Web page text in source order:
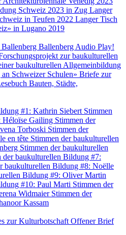
Schweiz 2023 in Zug Langer
in Teufen 2022 Langer Tisch
in Lugano 2019
Ballenberg Ballenberg Audio Play!
zur baukulturellen
baukulturellen Allgemeinbildung
Schweizer Schulen» Briefe zur
Bauten, Städte,
#1: Kathrin Siebert Stimmen
Héloïse Gailing Stimmen der
Torboski Stimmen der
en tête Stimmen der baukulturellen
Stimmen der baukulturellen
der baukulturellen Bildung #7:
baukulturellen Bildung #8: Noëlle
Bildung #9: Oliver Martin
#10: Paul Marti Stimmen der
Widmaier Stimmen der
Kassam
zur Kulturbotschaft Offener Brief